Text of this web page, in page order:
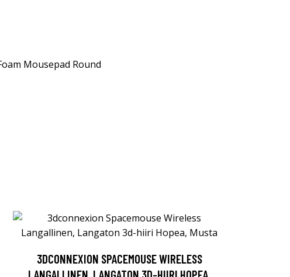
Mousepad Round
3DCONNEXION SPACEMOUSE WIRELESS